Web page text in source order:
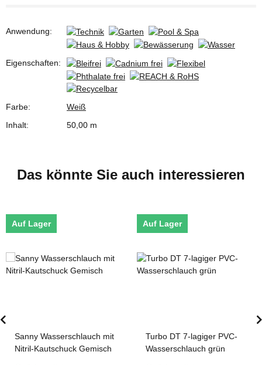
Anwendung:
Eigenschaften:
Farbe:
Weiß
Inhalt:
50,00 m
Das könnte Sie auch interessieren
Auf Lager
Sanny Wasserschlauch mit
Nitril-Kautschuck Gemisch
Auf Lager
Turbo DT 7-lagiger PVC-
Wasserschlauch grün